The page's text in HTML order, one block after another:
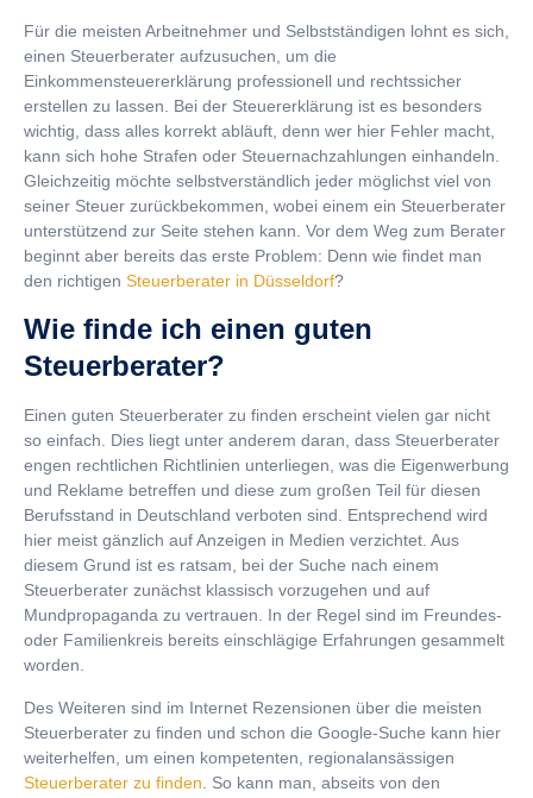
Für die meisten Arbeitnehmer und Selbstständigen lohnt es sich,
einen Steuerberater aufzusuchen, um die
Einkommensteuererklärung professionell und rechtssicher
erstellen zu lassen. Bei der Steuererklärung ist es besonders
wichtig, dass alles korrekt abläuft, denn wer hier Fehler macht,
kann sich hohe Strafen oder Steuernachzahlungen einhandeln.
Gleichzeitig möchte selbstverständlich jeder möglichst viel von
seiner Steuer zurückbekommen, wobei einem ein Steuerberater
unterstützend zur Seite stehen kann. Vor dem Weg zum Berater
beginnt aber bereits das erste Problem: Denn wie findet man
den richtigen Steuerberater in Düsseldorf?
Wie finde ich einen guten
Steuerberater?
Einen guten Steuerberater zu finden erscheint vielen gar nicht
so einfach. Dies liegt unter anderem daran, dass Steuerberater
engen rechtlichen Richtlinien unterliegen, was die Eigenwerbung
und Reklame betreffen und diese zum großen Teil für diesen
Berufsstand in Deutschland verboten sind. Entsprechend wird
hier meist gänzlich auf Anzeigen in Medien verzichtet. Aus
diesem Grund ist es ratsam, bei der Suche nach einem
Steuerberater zunächst klassisch vorzugehen und auf
Mundpropaganda zu vertrauen. In der Regel sind im Freundes-
oder Familienkreis bereits einschlägige Erfahrungen gesammelt
worden.
Des Weiteren sind im Internet Rezensionen über die meisten
Steuerberater zu finden und schon die Google-Suche kann hier
weiterhelfen, um einen kompetenten, regionalansässigen
Steuerberater zu finden . So kann man, abseits von den